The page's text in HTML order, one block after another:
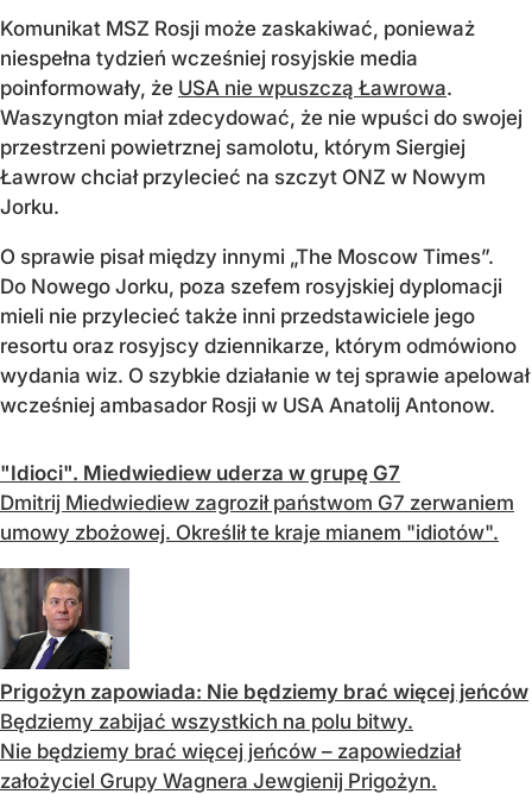
Komunikat MSZ Rosji może zaskakiwać, ponieważ
niespełna tydzień wcześniej rosyjskie media
poinformowały, że USA nie wpuszczą Ławrowa.
Waszyngton miał zdecydować, że nie wpuści do swojej
przestrzeni powietrznej samolotu, którym Siergiej
Ławrow chciał przylecieć na szczyt ONZ w Nowym
Jorku.
O sprawie pisał między innymi „The Moscow Times”.
Do Nowego Jorku, poza szefem rosyjskiej dyplomacji
mieli nie przylecieć także inni przedstawiciele jego
resortu oraz rosyjscy dziennikarze, którym odmówiono
wydania wiz. O szybkie działanie w tej sprawie apelował
wcześniej ambasador Rosji w USA Anatolij Antonow.
"Idioci". Miedwiediew uderza w grupę G7
Dmitrij Miedwiediew zagroził państwom G7 zerwaniem
umowy zbożowej. Określił te kraje mianem "idiotów".
Prigożyn zapowiada: Nie będziemy brać więcej jeńców
Będziemy zabijać wszystkich na polu bitwy.
Nie będziemy brać więcej jeńców – zapowiedział
założyciel Grupy Wagnera Jewgienij Prigożyn.